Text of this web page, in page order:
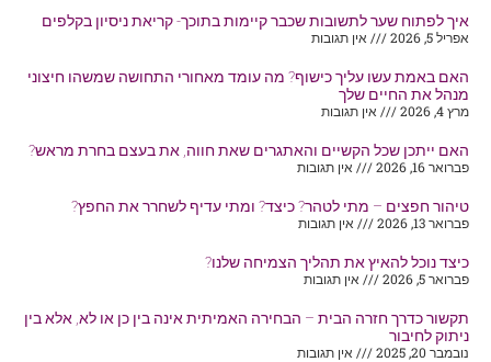
איך לפתוח שער לתשובות שכבר קיימות בתוכך- קריאת ניסיון בקלפים
אפריל 5, 2026
אין תגובות
האם באמת עשו עליך כישוף? מה עומד מאחורי התחושה שמשהו חיצוני
מנהל את החיים שלך
מרץ 4, 2026
אין תגובות
האם ייתכן שכל הקשיים והאתגרים שאת חווה, את בעצם בחרת מראש?
פברואר 16, 2026
אין תגובות
טיהור חפצים – מתי לטהר? כיצד? ומתי עדיף לשחרר את החפץ?
פברואר 13, 2026
אין תגובות
כיצד נוכל להאיץ את תהליך הצמיחה שלנו?
פברואר 5, 2026
אין תגובות
תקשור כדרך חזרה הבית – הבחירה האמיתית אינה בין כן או לא, אלא בין
ניתוק לחיבור
נובמבר 20, 2025
אין תגובות